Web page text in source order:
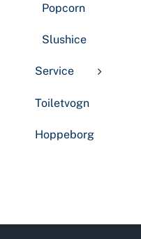
Popcorn
Slushice
Service
Toiletvogn
Hoppeborg